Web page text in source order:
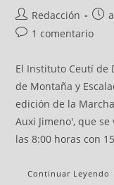
Redacción
1 comentario
El Instituto Ceutí de
de Montaña y
edición de la
Auxi Jimeno', que
las 8:00 horas con
Continuar Leyendo